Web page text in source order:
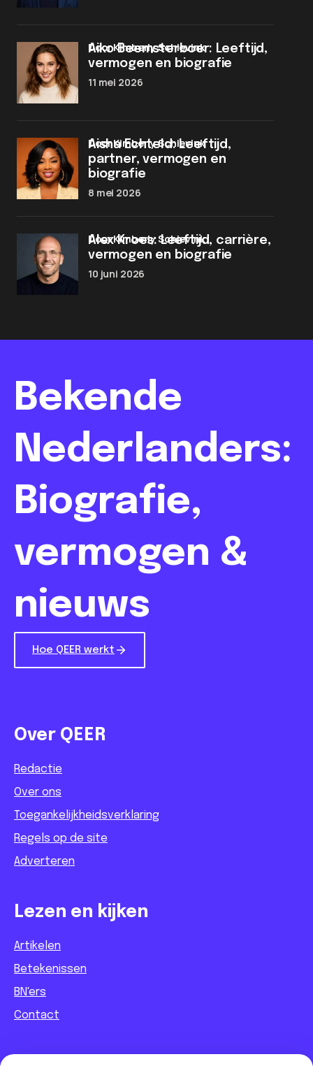
Aiko Beemsterboer: Leeftijd,
vermogen en biografie
door Kimberly Schievink
11 mei 2026
Aisha Echteld: Leeftijd,
partner, vermogen en
biografie
door Kimberly Schievink
8 mei 2026
Alex Kroes: Leeftijd, carrière,
vermogen en biografie
door Kimberly Schievink
10 juni 2026
Bekende
Nederlanders:
Biografie,
vermogen &
nieuws
Hoe QEER werkt
Over QEER
Redactie
Over ons
Toegankelijkheidsverklaring
Regels op de site
Adverteren
Lezen en kijken
Artikelen
Betekenissen
BN'ers
Contact